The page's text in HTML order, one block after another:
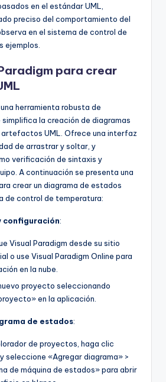
en el estándar UML,
preciso del comportamiento del
en el sistema de control de
ejemplos.
para crear
herramienta robusta de
simplifica la creación de diagramas
UML. Ofrece una interfaz
de arrastrar y soltar, y
verificación de sintaxis y
A continuación se presenta una
crear un diagrama de estados
de control de temperatura:
configuración:
Visual Paradigm desde su sitio
o use Visual Paradigm Online para
en la nube.
proyecto seleccionando
en la aplicación.
de estados:
de proyectos, haga clic
seleccione «Agregar diagrama» >
de máquina de estados» para abrir